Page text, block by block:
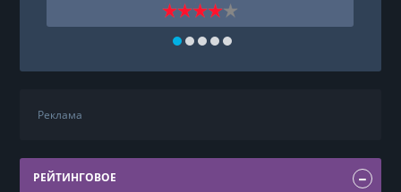
Реклама
РЕЙТИНГОВОЕ